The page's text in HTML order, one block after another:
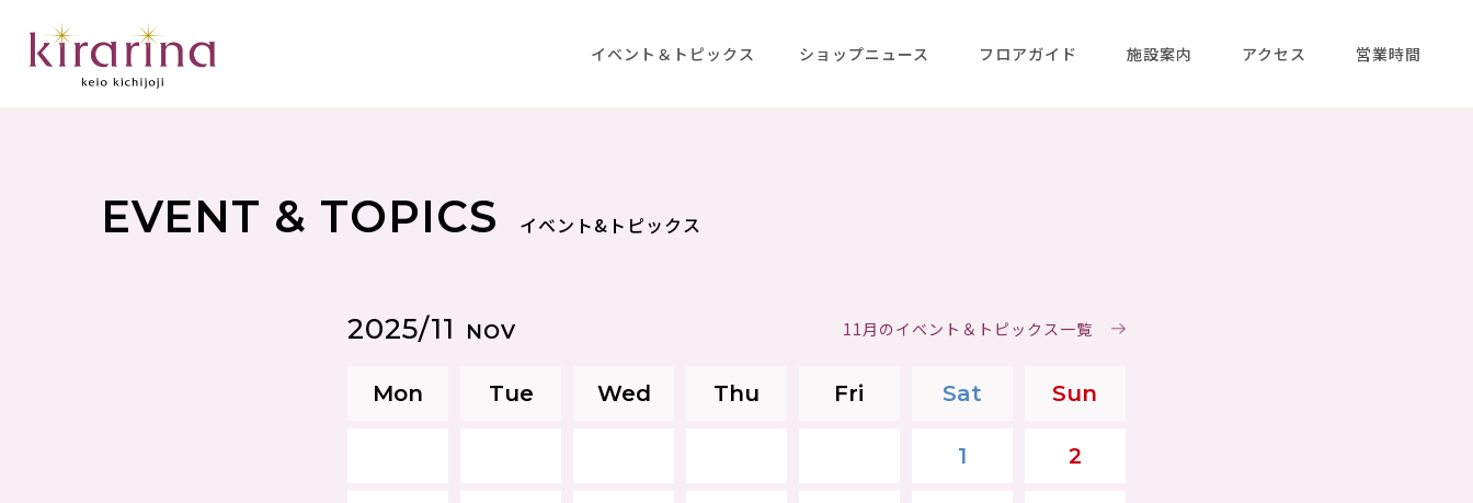
イベント＆トピックス ショップニュース フロアガイド 施設案内 アクセス 営業時間
EVENT & TOPICS イベント&トピックス
2025/11 NOV 11月のイベント＆トピックス一覧
Mon Tue Wed Thu Fri Sat Sun
1 2